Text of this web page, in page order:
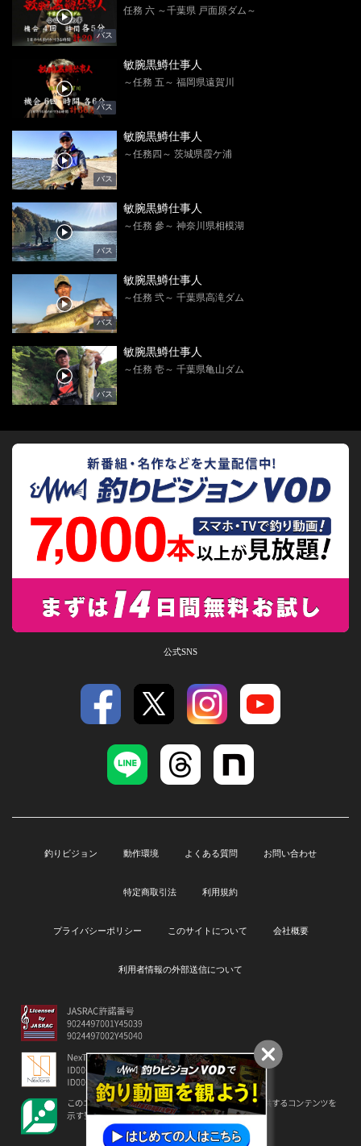
バス
任務 六 ～千葉県 戸面原ダム～
バス
敏腕黒鱒仕事人
～任務 五～ 福岡県遠賀川
バス
敏腕黒鱒仕事人
～任務四～ 茨城県霞ケ浦
バス
敏腕黒鱒仕事人
～任務 參～ 神奈川県相模湖
バス
敏腕黒鱒仕事人
～任務 弐～ 千葉県高滝ダム
バス
敏腕黒鱒仕事人
～任務 壱～ 千葉県亀山ダム
公式SNS
釣りビジョン 動作環境 よくある質問 お問い合わせ
特定商取引法 利用規約
プライバシーポリシー このサイトについて 会社概要
利用者情報の外部送信について